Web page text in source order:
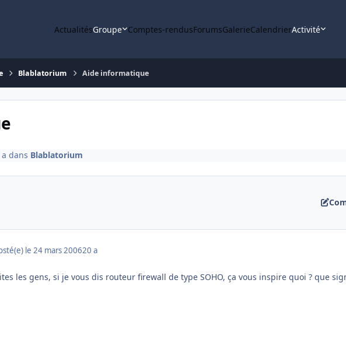
ActualitésGroupe Comptes-rendusForumsGalerieCalendrierActivité
Blablatorium Aide informatique
dans Blablatorium
le 24 mars 200620 a
les gens, si je vous dis routeur firewall de type SOHO, ça vous inspire quoi ? que